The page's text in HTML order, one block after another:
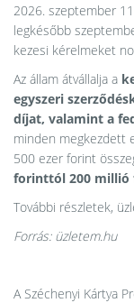
2026. szeptember
legkésőbb
kezesi kérelmeket
Az állam átvállalja a
egyszeri
díjat, valamint a
minden megkezdett
500 ezer forint
forinttól 200
További részletek,
Forrás: üzletem.hu
A Széchenyi Kártya